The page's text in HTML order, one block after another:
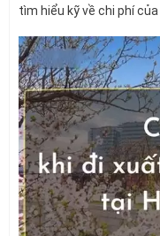
tìm hiểu kỹ về chi phí